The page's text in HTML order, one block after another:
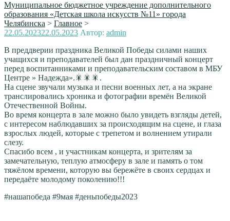
Муниципальное бюджетное учреждение дополнительного
образования «Детская школа искусств №11» города
Челябинска > Главное >
Опубликовано
22.05.202322.05.2023 Автор: admin
В преддверии праздника Великой Победы силами наших
учащихся и преподавателей был дан праздничный концерт
перед воспитанниками и преподавательским составом в МБУ
Центре » Надежда».🎇🎇🎇.
На сцене звучали музыка и песни военных лет, а на экране
транслировались хроника и фотографии времён Великой
Отечественной Войны.
Во время концерта в зале можно было увидеть взгляды детей,
с интересом наблюдавших за происходящим на сцене, и глаза
взрослых людей, которые с трепетом и волнением утирали
слезу.
Спасибо всем , и участникам концерта, и зрителям за
замечательную, теплую атмосферу в зале и память о том
тяжёлом времени, которую вы бережёте в своих сердцах и
передаёте молодому поколению!!!
#нашапобеда #9мая #деньпобеды2023